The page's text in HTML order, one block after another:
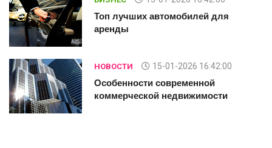
Топ лучших автомобилей для
аренды
НОВОСТИ 15-01-2026 16:42:00
Особенности современной
коммерческой недвижимости